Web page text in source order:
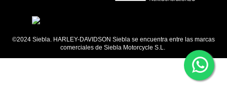
©2024 Siebla. HARLEY-DAVIDSON Siebla se encuentra entre las marcas
comerciales de Siebla Motorcycle S.L.